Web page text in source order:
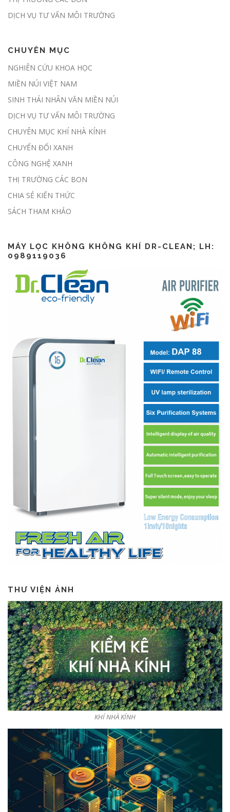
thí điểm trong tháng 6
DỊCH VỤ TƯ VẤN MÔI TRƯỜNG
CHUYÊN MỤC
NGHIÊN CỨU KHOA HỌC
MIỀN NÚI VIỆT NAM
SINH THÁI NHÂN VĂN MIỀN NÚI
DỊCH VỤ TƯ VẤN MÔI TRƯỜNG
CHUYÊN MỤC KHÍ NHÀ KÍNH
CHUYỂN ĐỔI XANH
CÔNG NGHỆ XANH
THỊ TRƯỜNG CÁC BON
CHIA SẺ KIẾN THỨC
SÁCH THAM KHẢO
MÁY LỌC KHÔNG KHÔNG KHÍ DR-CLEAN; LH:
0989119036
THƯ VIỆN ẢNH
KHÍ NHÀ KÍNH